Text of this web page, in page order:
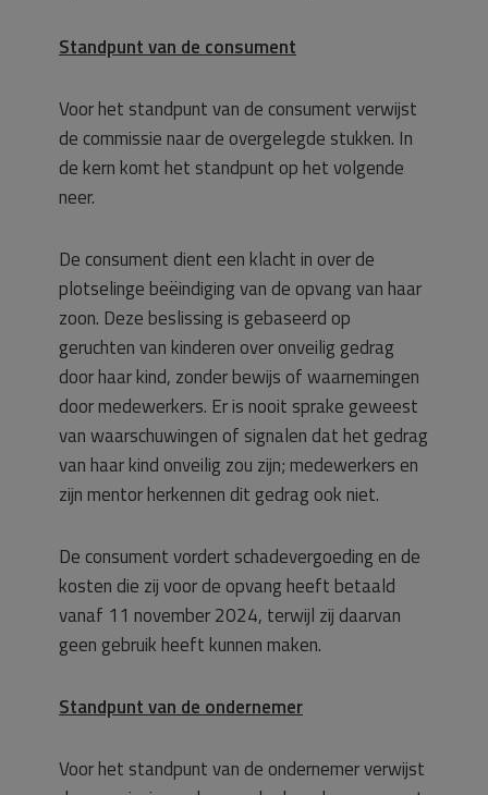
Standpunt van de consument
Voor het standpunt van de consument verwijst
de commissie naar de overgelegde stukken. In
de kern komt het standpunt op het volgende
neer.
De consument dient een klacht in over de
plotselinge beëindiging van de opvang van haar
zoon. Deze beslissing is gebaseerd op
geruchten van kinderen over onveilig gedrag
door haar kind, zonder bewijs of waarnemingen
door medewerkers. Er is nooit sprake geweest
van waarschuwingen of signalen dat het gedrag
van haar kind onveilig zou zijn; medewerkers en
zijn mentor herkennen dit gedrag ook niet.
De consument vordert schadevergoeding en de
kosten die zij voor de opvang heeft betaald
vanaf 11 november 2024, terwijl zij daarvan
geen gebruik heeft kunnen maken.
Standpunt van de ondernemer
Voor het standpunt van de ondernemer verwijst